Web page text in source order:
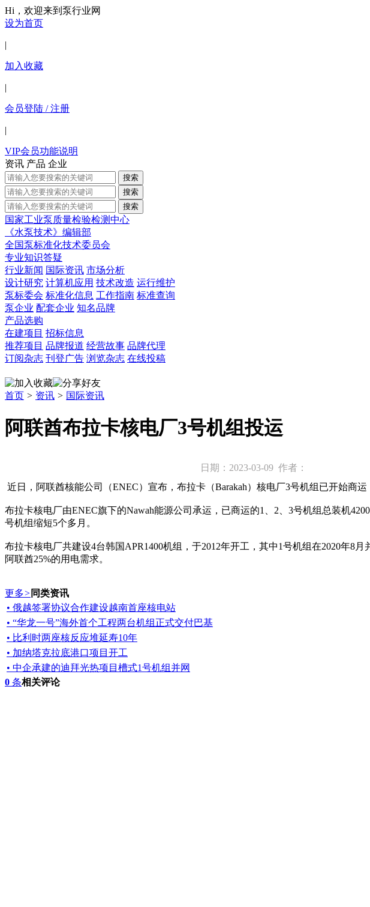
Hi，欢迎来到泵行业网
设为首页
|
加入收藏
|
会员登陆 / 注册
|
VIP会员功能说明
资讯 产品 企业
搜索
搜索
搜索
国家工业泵质量检验检测中心
《水泵技术》编辑部
全国泵标准化技术委员会
专业知识答疑
行业新闻 国际资讯 市场分析
设计研究 计算机应用 技术改造 运行维护
泵标委会 标准化信息 工作指南 标准查询
泵企业 配套企业 知名品牌
产品选购
在建项目 招标信息
推荐项目 品牌报道 经营故事 品牌代理
订阅杂志 刊登广告 浏览杂志 在线投稿
首页 > 资讯 > 国际资讯
阿联酋布拉卡核电厂3号机组投运
日期：2023-03-09 作者：
近日，阿联酋核能公司（ENEC）宣布，布拉卡（Barakah）核电厂3号机组已开始商运
布拉卡核电厂由ENEC旗下的Nawah能源公司承运，已商运的1、2、3号机组总装机
号机组缩短5个多月。
布拉卡核电厂共建设4台韩国APR1400机组，于2012年开工，其中1号机组在2020年8
阿联酋25%的用电需求。
更多> 同类资讯
• 俄越签署协议合作建设越南首座核电站
• “华龙一号”海外首个工程两台机组正式交付巴基
• 比利时两座核反应堆延寿10年
• 加纳塔克拉底港口项目开工
• 中企承建的迪拜光热项目槽式1号机组并网
0 条相关评论